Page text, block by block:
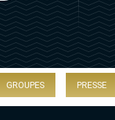
GROUPES PRESSE